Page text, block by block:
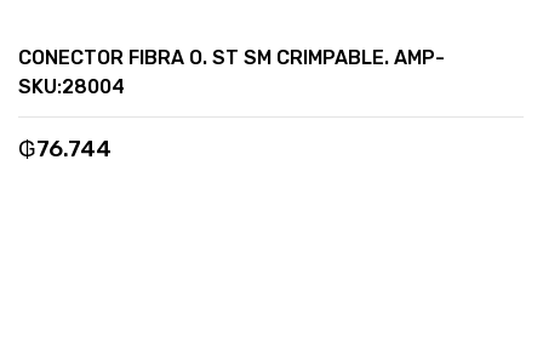
CONECTOR FIBRA O. ST SM CRIMPABLE. AMP-
SKU:28004
₲76.744